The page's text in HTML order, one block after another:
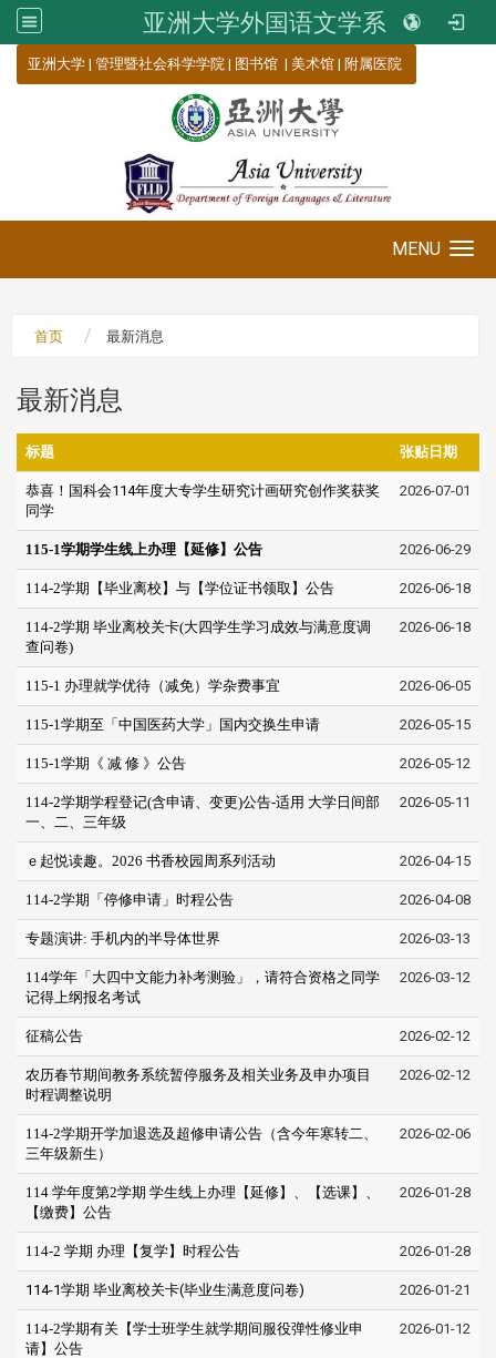
亚洲大学外国语文学系
亚洲大学 | 管理暨社会科学学院 | 图书馆 | 美术馆 | 附属医院
MENU
首页 最新消息
最新消息
标题 张贴日期
恭喜！国科会114年度大专学生研究计画研究创作奖获奖
同学
2026-07-01
115-1学期学生线上办理【延修】公告 2026-06-29
114-2学期【毕业离校】与【学位证书领取】公告 2026-06-18
114-2学期 毕业离校关卡(大四学生学习成效与满意度调
查问卷)
2026-06-18
115-1 办理就学优待（减免）学杂费事宜 2026-06-05
115-1学期至「中国医药大学」国内交换生申请 2026-05-15
115-1学期《 减 修 》公告 2026-05-12
114-2学期学程登记(含申请、变更)公告-适用 大学日间部
一、二、三年级
2026-05-11
ｅ起悦读趣。2026 书香校园周系列活动 2026-04-15
114-2学期「停修申请」时程公告 2026-04-08
专题演讲: 手机内的半导体世界 2026-03-13
114学年「大四中文能力补考测验」，请符合资格之同学
记得上纲报名考试
2026-03-12
征稿公告 2026-02-12
农历春节期间教务系统暂停服务及相关业务及申办项目
时程调整说明
2026-02-12
114-2学期开学加退选及超修申请公告（含今年寒转二、
三年级新生）
2026-02-06
114 学年度第2学期 学生线上办理【延修】、【选课】、
【缴费】公告
2026-01-28
114-2 学期 办理【复学】时程公告 2026-01-28
114-1学期 毕业离校关卡(毕业生满意度问卷) 2026-01-21
114-2学期有关【学士班学生就学期间服役弹性修业申
请】公告
2026-01-12